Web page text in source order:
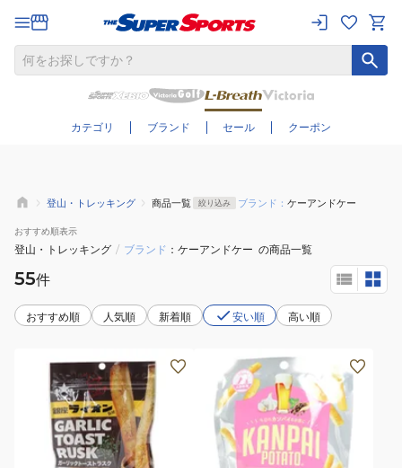
カテゴリ ブランド セール クーポン
さらに絞り込む
登山・トレッキング 商品一覧 絞り込み ブランド： ケーアンドケー
おすすめ順表示
登山・トレッキング / ブランド ケーアンドケー の商品一覧
55件
おすすめ順 人気順 新着順 安い順 高い順